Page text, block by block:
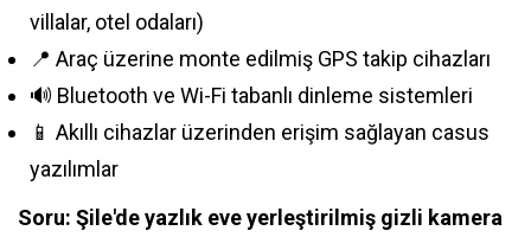
villalar, otel odaları)
📍 Araç üzerine monte edilmiş GPS takip cihazları
🔊 Bluetooth ve Wi-Fi tabanlı dinleme sistemleri
📱 Akıllı cihazlar üzerinden erişim sağlayan casus
yazılımlar
Soru: Şile'de yazlık eve yerleştirilmiş gizli kamera